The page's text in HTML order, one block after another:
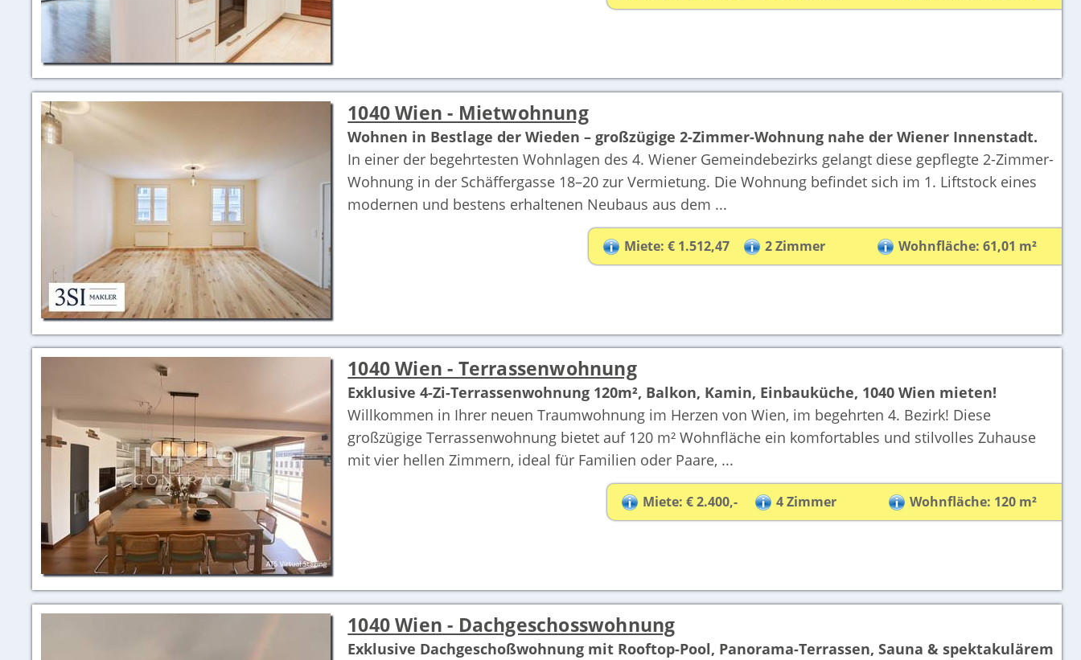
1040 Wien - Mietwohnung
Wohnen in Bestlage der Wieden – großzügige 2-Zimmer-Wohnung nahe der Wiener Innenstadt.
In einer der begehrtesten Wohnlagen des 4. Wiener Gemeindebezirks gelangt diese gepflegte 2-Zimmer-
Wohnung in der Schäffergasse 18–20 zur Vermietung. Die Wohnung befindet sich im 1. Liftstock eines
modernen und bestens erhaltenen Neubaus aus dem ...
Miete: € 1.512,47 2 Zimmer Wohnfläche: 61,01 m²
1040 Wien - Terrassenwohnung
Exklusive 4-Zi-Terrassenwohnung 120m², Balkon, Kamin, Einbauküche, 1040 Wien mieten!
Willkommen in Ihrer neuen Traumwohnung im Herzen von Wien, im begehrten 4. Bezirk! Diese
großzügige Terrassenwohnung bietet auf 120 m² Wohnfläche ein komfortables und stilvolles Zuhause
mit vier hellen Zimmern, ideal für Familien oder Paare, ...
Miete: € 2.400,- 4 Zimmer Wohnfläche: 120 m²
1040 Wien - Dachgeschosswohnung
Exklusive Dachgeschoßwohnung mit Rooftop-Pool, Panorama-Terrassen, Sauna & spektakulärem